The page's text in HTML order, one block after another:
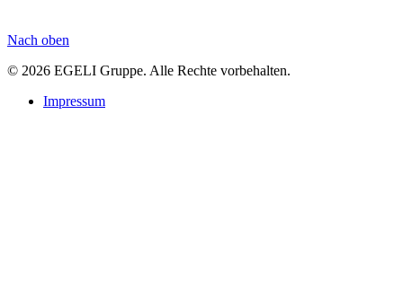
Nach oben
© 2026 EGELI Gruppe. Alle Rechte vorbehalten.
Impressum